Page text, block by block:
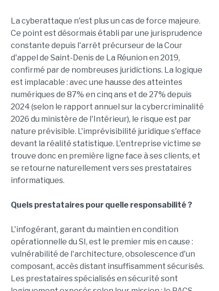
La cyberattaque n'est plus un cas de force majeure.
Ce point est désormais établi par une jurisprudence
constante depuis l'arrêt précurseur de la Cour
d'appel de Saint-Denis de La Réunion en 2019,
confirmé par de nombreuses juridictions. La logique
est implacable : avec une hausse des atteintes
numériques de 87% en cinq ans et de 27% depuis
2024 (selon le rapport annuel sur la cybercriminalité
2026 du ministère de l'Intérieur), le risque est par
nature prévisible. L'imprévisibilité juridique s'efface
devant la réalité statistique. L'entreprise victime se
trouve donc en première ligne face à ses clients, et
se retourne naturellement vers ses prestataires
informatiques.
Quels prestataires pour quelle responsabilité ?
L'infogérant, garant du maintien en condition
opérationnelle du SI, est le premier mis en cause :
vulnérabilité de l'architecture, obsolescence d'un
composant, accès distant insuffisamment sécurisés.
Les prestataires spécialisés en sécurité sont